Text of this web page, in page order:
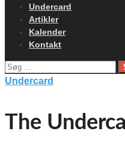
Undercard
Artikler
Kalender
Kontakt
Søg
efter:
Undercard
The